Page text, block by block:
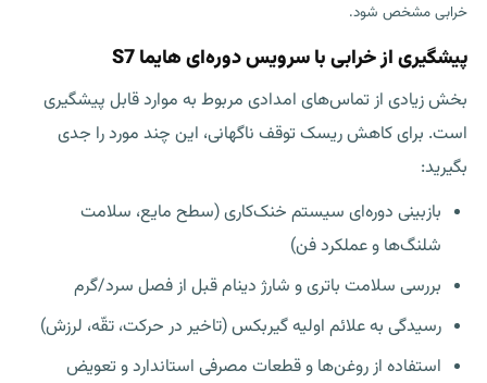
خرابی مشخص شود.
پیشگیری از خرابی با سرویس دوره‌ای هایما S7
بخش زیادی از تماس‌های امدادی مربوط به موارد قابل پیشگیری
است. برای کاهش ریسک توقف ناگهانی، این چند مورد را جدی
بگیرید:
بازبینی دوره‌ای سیستم خنک‌کاری (سطح مایع، سلامت
شلنگ‌ها و عملکرد فن)
بررسی سلامت باتری و شارژ دینام قبل از فصل سرد/گرم
رسیدگی به علائم اولیه گیربکس (تاخیر در حرکت، تقّه، لرزش)
استفاده از روغن‌ها و قطعات مصرفی استاندارد و تعویض